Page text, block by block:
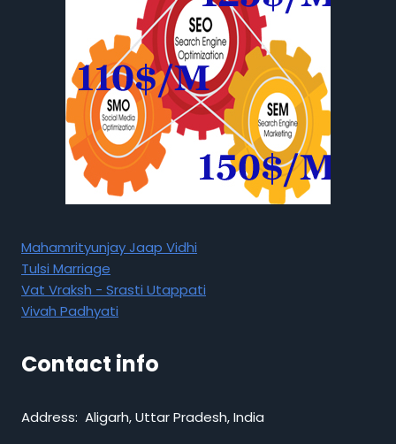
Mahamrityunjay Jaap Vidhi
Tulsi Marriage
Vat Vraksh - Srasti Utappati
Vivah Padhyati
Contact info
Address: Aligarh, Uttar Pradesh, India